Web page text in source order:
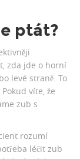
ptát?
zda jde o horní
levé straně. To
víte, že
zub s
rozumí
léčit zub